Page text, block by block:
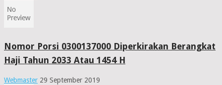
Nomor Porsi 0300137000 Diperkirakan Berangkat
Haji Tahun 2033 Atau 1454 H
Webmaster 29 September 2019